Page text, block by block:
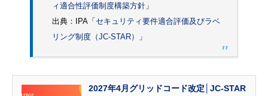
ィ適合性評価制度構築方針 」
出典：IPA「 セキュリティ要件適合評価及びラベ
リング制度（JC-STAR）
」
2027年4月グリッドコード改定│JC-STAR